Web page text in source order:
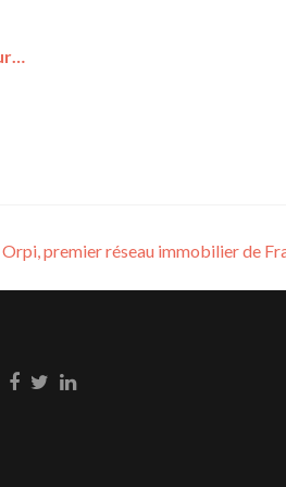
Orpi, premier réseau immobilier de